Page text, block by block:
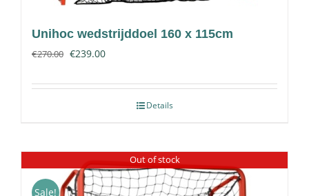
Unihoc wedstrijddoel 160 x 115cm
€270.00 €239.00
Details
Out of stock
Sale!